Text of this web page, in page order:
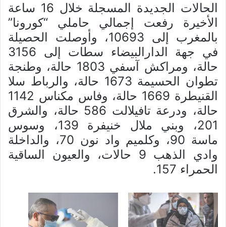
الحالات الجديدة المسجلة خلال 16 ساعة
الأخيرة رفعت إجمالي حاملي “كورونا”
بالمغرب إلى 10693، وأوصلت الحصيلة
في جهة الدارالبيضاء سطات إلى 3156
حالة، ومراكش آسفي 1803 حالة، وطنجة
تطوان الحسيمة 1673 حالة، والرباط سلا
القنيطرة 1669 حالة، وفاس مكناس 1142
حالة، ودرعة تافيلالت 586 حالة، والشرق
201، وبني ملال خنيفرة 139، وسوس
ماسة 90، وكلميم واد نون 70، والداخلة
وادي الذهب 9 حالات، والعيون الساقية
الحمراء 157.